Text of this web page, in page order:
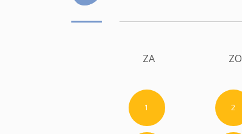
ZA ZO
1 2